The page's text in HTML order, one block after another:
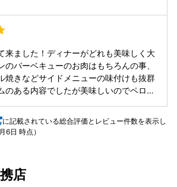
来ました！ディナーがどれも美味しく大
のバーベキューのお肉はもちろんの事、
焼きなどサイドメニューの味付けも抜群
のある内容でしたが美味しいのでペロリ
びり温泉に浸かったり付近の散策をした
産屋を覗いたり、ゆったりキャンプが出
レビはありませんが簡単なホテルの室内
に記載されている総合評価とレビュー件数を表示し
6日 時点）
店